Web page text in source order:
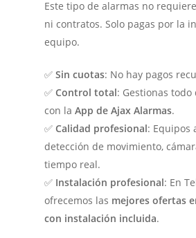
Este tipo de alarmas no
ni contratos. Solo pagas por la
equipo.
✅Sin cuotas: No hay pagos
✅ Control total: Gestionas
con laApp de Ajax Alarmas.
✅ Calidad profesional: Equipos
detección de movimiento,
tiempo real.
✅ Instalación profesional: En
ofrecemos las mejores ofertas
con instalación incluida.